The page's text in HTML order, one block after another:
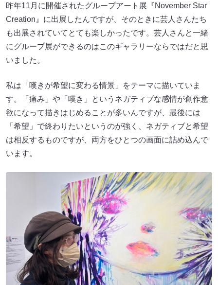
昨年11月に開催されたグループアート展『November Star
Creation』に出展したんですが、そのときに芸人さんたち
も出展されていてとても楽しかったです。芸人さんと一緒
にグループ展ができるのはこのギャラリーならではだと思
いました。
私は「嘆きが希望に変わる情景」をテーマに描いていま
す。「痛み」や「嘆き」というネガティブな感情が創作意
欲になって描きはじめることが多いんですが、最後には
「希望」で終わりたいというのが強く、ネガティブと希望
は相反するものですが、両方をひとつの画面に詰め込んで
います。